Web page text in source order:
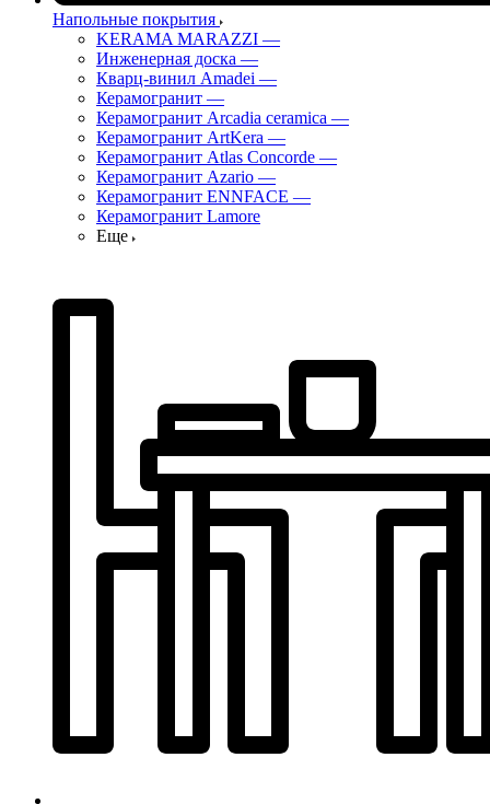
Напольные покрытия
KERAMA MARAZZI —
Инженерная доска —
Кварц-винил Amadei —
Керамогранит —
Керамогранит Arcadia ceramica —
Керамогранит ArtKera —
Керамогранит Atlas Concorde —
Керамогранит Azario —
Керамогранит ENNFACE —
Керамогранит Lamore
Еще